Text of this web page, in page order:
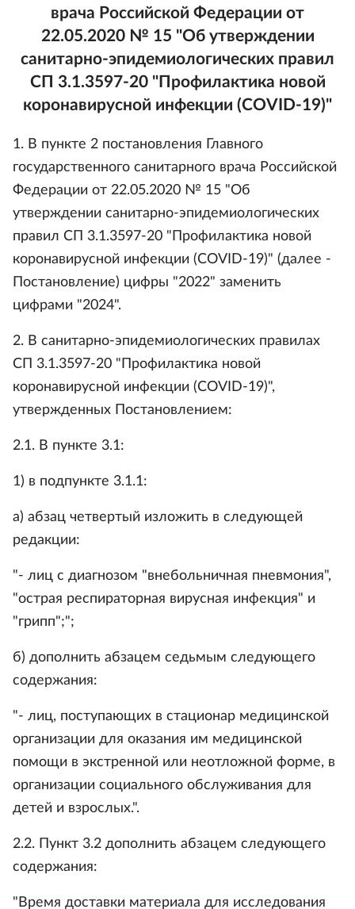
врача Российской Федерации от
22.05.2020 № 15 "Об утверждении
санитарно-эпидемиологических правил
СП 3.1.3597-20 "Профилактика новой
коронавирусной инфекции (COVID-19)"
1. В пункте 2 постановления Главного
государственного санитарного врача Российской
Федерации от 22.05.2020 № 15 "Об
утверждении санитарно-эпидемиологических
правил СП 3.1.3597-20 "Профилактика новой
коронавирусной инфекции (COVID-19)" (далее -
Постановление) цифры "2022" заменить
цифрами "2024".
2. В санитарно-эпидемиологических правилах
СП 3.1.3597-20 "Профилактика новой
коронавирусной инфекции (COVID-19)",
утвержденных Постановлением:
2.1. В пункте 3.1:
1) в подпункте 3.1.1:
а) абзац четвертый изложить в следующей
редакции:
"- лиц с диагнозом "внебольничная пневмония",
"острая респираторная вирусная инфекция" и
"грипп";";
б) дополнить абзацем седьмым следующего
содержания:
"- лиц, поступающих в стационар медицинской
организации для оказания им медицинской
помощи в экстренной или неотложной форме, в
организации социального обслуживания для
детей и взрослых.".
2.2. Пункт 3.2 дополнить абзацем следующего
содержания:
"Время доставки материала для исследования